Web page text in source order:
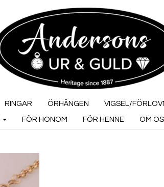
RINGAR ÖRHÄNGEN VIGSEL/
FÖR HONOM FÖR HENNE OM